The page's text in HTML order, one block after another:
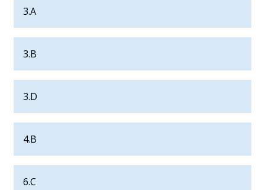
3.A
3.B
3.D
4.B
6.C